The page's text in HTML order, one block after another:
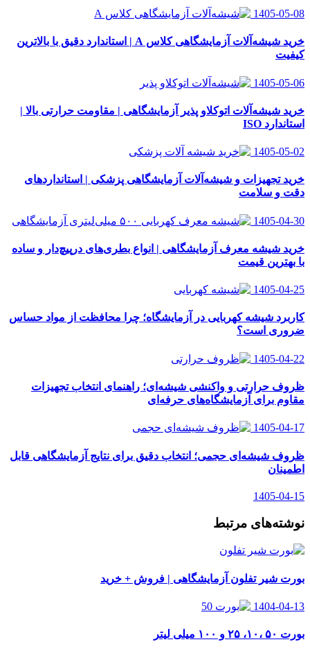
1405-05-08
خرید شیشه‌آلات آزمایشگاهی کلاس A | استاندارد دقیق با بالاترین
کیفیت
1405-05-06
خرید شیشه‌آلات اتوکلاو پذیر آزمایشگاهی | مقاومت حرارتی بالا |
استاندارد ISO
1405-05-02
خرید تجهیزات و شیشه‌آلات آزمایشگاهی پزشکی | استانداردهای
دقت و سلامت
1405-04-30
خرید شیشه معرف آزمایشگاهی | انواع بطری‌های در‌پیچ‌دار و ساده
با بهترین قیمت
1405-04-25
کاربرد شیشه کهربایی در آزمایشگاه؛ چرا محافظت از مواد حساس
ضروری است؟
1405-04-22
ظروف حرارتی و واکنشی شیشه‌ای؛ راهنمای انتخاب تجهیزات
مقاوم برای آزمایشگاه‌های حرفه‌ای
1405-04-17
ظروف شیشه‌ای حجمی؛ انتخاب دقیق برای نتایج آزمایشگاهی قابل
اطمینان
1405-04-15
نوشته‌های مرتبط
بورت شیر تفلون آزمایشگاهی | فروش + خرید
1404-04-13
بورت ۵۰ ،۱۰، ۲۵ و ۱۰۰ میلی لیتر